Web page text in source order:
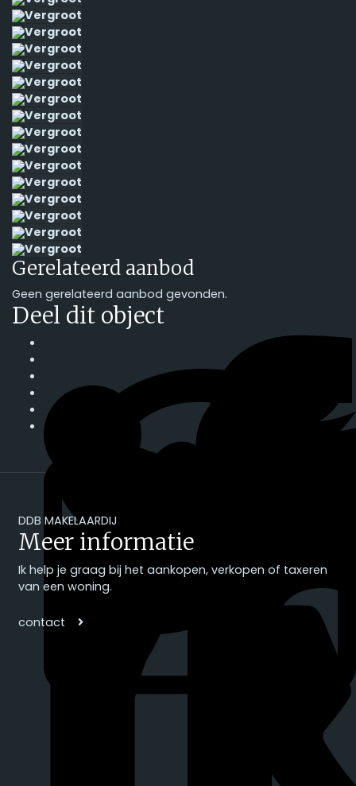
Vergroot
Vergroot
Vergroot
Vergroot
Vergroot
Vergroot
Vergroot
Vergroot
Vergroot
Vergroot
Vergroot
Vergroot
Vergroot
Vergroot
Vergroot
Gerelateerd aanbod
Geen gerelateerd aanbod gevonden.
Deel dit object
DDB MAKELAARDIJ
Meer informatie
Ik help je graag bij het aankopen, verkopen of taxeren
van een woning.
contact